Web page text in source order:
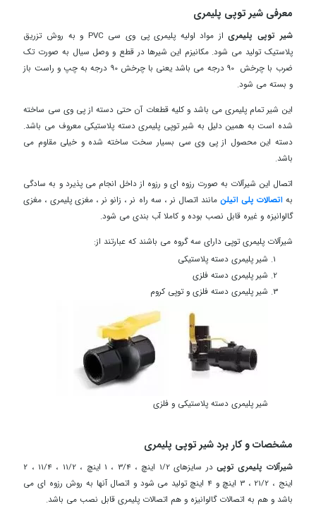
معرفی شیر توپی پلیمری
شیر توپی پلیمری
از مواد اولیه پلیمری پی وی سی PVC و به روش تزریق
پلاستیک تولید می شود. مکانیزم این شیرها در قطع و وصل سیال به صورت تک
ضرب با چرخش 90 درجه می باشد یعنی با چرخش 90 درجه به چپ و راست باز
و بسته می شود.
این شیر تمام پلیمری می باشد و کلیه قطعات آن حتی دسته از پی وی سی ساخته
شده است به همین دلیل به شیر توپی پلیمری دسته پلاستیکی معروف می باشد.
دسته این محصول از پی وی سی بسیار سخت ساخته شده و خیلی مقاوم می
باشد.
اتصال این شیرآلات به صورت رزوه ای و رزوه از داخل انجام می پذیرد و به سادگی
به اتصالات پلی اتیلن مانند اتصال نر ، سه راه نر ، زانو نر ، مغزی پلیمری ، مغزی
گالوانیزه و غیره قابل نصب بوده و کاملا آب بندی می شود.
شیرآلات پلیمری توپی دارای سه گروه می باشند که عبارتند از:
شیر پلیمری دسته پلاستیکی
شیر پلیمری دسته فلزی
شیر پلیمری دسته فلزی و توپی کروم
شیر پلیمری دسته پلاستیکی و فلزی
مشخصات و کار برد شیر توپی پلیمری
شیرآلات پلیمری توپی
در سایزهای 1/2 اینچ ، 3/4 ، 1 اینچ ، 11/2 ، 11/4 ، 2
اینج ، 21/2 ، 3 اینچ و 4 اینچ تولید می شود و اتصال آنها به روش رزوه ای می
باشد و هم به اتصالات گالوانیزه و هم اتصالات پلیمری قابل نصب می باشد.